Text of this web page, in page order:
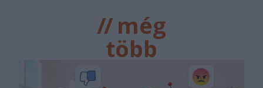
//még
több
főtér.ro